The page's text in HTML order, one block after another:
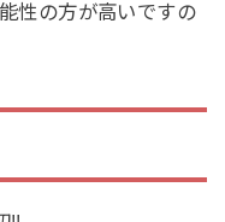
性の方が高いですの